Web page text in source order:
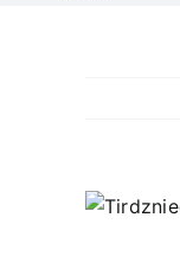
View